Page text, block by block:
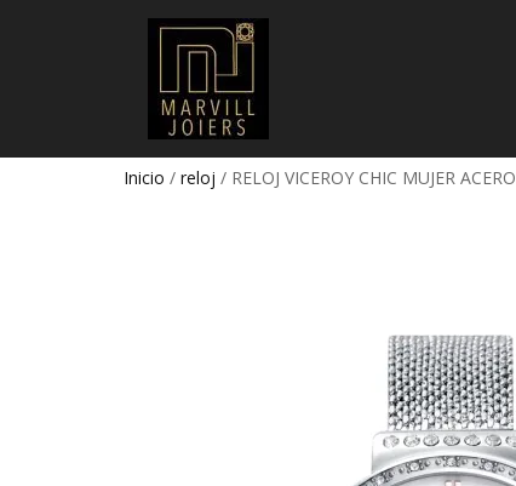
Inicio / reloj / RELOJ VICEROY CHIC MUJER ACERO